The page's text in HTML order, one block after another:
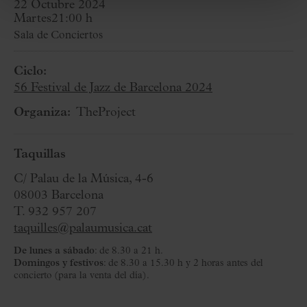
22 Octubre 2024
Martes21:00 h
Sala de Conciertos
Ciclo:
56 Festival de Jazz de Barcelona 2024
Organiza: TheProject
Taquillas
C/ Palau de la Música, 4-6
08003 Barcelona
T. 932 957 207
taquilles@palaumusica.cat
De lunes a sábado: de 8.30 a 21 h.
Domingos y festivos: de 8.30 a 15.30 h y 2 horas antes del
concierto (para la venta del día).